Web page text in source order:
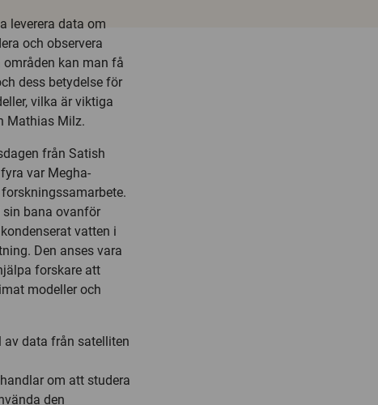
leverera data om
och observera
kan man få
dess betydelse för
vilka är viktiga
Mathias Milz.
från Satish
var Megha-
sin bana ovanför
vatten i
Den anses vara
forskare att
modeller och
av data från satelliten
om att studera
den